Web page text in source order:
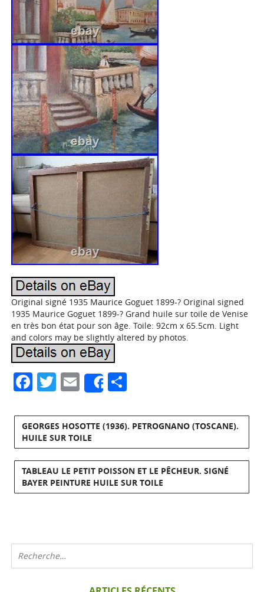
Original signé 1935 Maurice Goguet 1899-? Original signed
1935 Maurice Goguet 1899-? Grand huile sur toile de Venise
en très bon état pour son âge. Toile: 92cm x 65.5cm. Light
and colors may be slightly altered by photos.
Facebook
Twitter
Email
Share
GEORGES HOSOTTE (1936). PETROGNANO (TOSCANE).
HUILE SUR TOILE
TABLEAU LE PETIT POISSON ET LE PÊCHEUR. SIGNÉ
BAYER PEINTURE HUILE SUR TOILE